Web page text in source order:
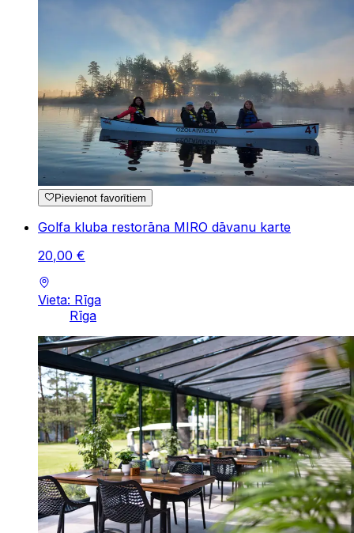
Pievienot favorītiem
Golfa kluba restorāna MIRO dāvanu karte
20,00 €
Vieta: Rīga
Rīga